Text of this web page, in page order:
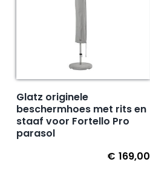
Glatz originele
beschermhoes met rits en
staaf voor Fortello Pro
parasol
€ 169,00